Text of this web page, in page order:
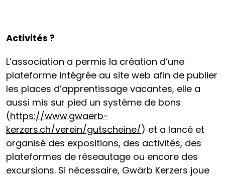
Activités ?
L’association a permis la création d’une
plateforme intégrée au site web afin de publier
les places d’apprentissage vacantes, elle a
aussi mis sur pied un système de bons
(https://www.gwaerb-
kerzers.ch/verein/gutscheine/) et a lancé et
organisé des expositions, des activités, des
plateformes de réseautage ou encore des
excursions. Si nécessaire, Gwärb Kerzers joue